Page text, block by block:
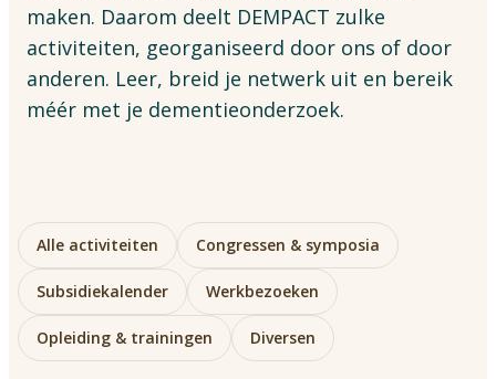
Contact
Over Dempact
Vind jouw impactpartners
maken. Daarom deelt DEMPACT zulke
activiteiten, georganiseerd door ons of door
anderen. Leer, breid je netwerk uit en bereik
méér met je dementieonderzoek.
Alle activiteiten Congressen & symposia
Subsidiekalender Werkbezoeken
Opleiding & trainingen Diversen